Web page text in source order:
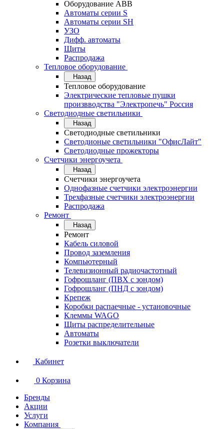
Оборудование АВВ
Автоматы серии S
Автоматы серии SH
УЗО
Дифф. автоматы
Щиты
Распродажа
Тепловое оборудование
Назад
Тепловое оборудование
Электрические тепловые пушки
произвводства "Электропечь" Россия
Светодиодные светильники
Назад
Светодиодные светильники
Светодионые светильники "ОфисЛайт"
Светодиодные прожекторы
Счетчики энергоучета
Назад
Счетчики энергоучета
Однофазные счетчики электроэнергии
Трехфазные счетчики электроэнергии
Распродажа
Ремонт
Назад
Ремонт
Кабель силовой
Провод заземления
Компьютерный
Телевизионный радиочастотный
Гофрошланг (ПВХ с зондом)
Гофрошланг (ПНД с зондом)
Крепеж
Коробки распаечные - установочные
Клеммы WAGO
Щиты распределительные
Автоматы
Розетки выключатели
Кабинет
0 Корзина
Бренды
Акции
Услуги
Компания